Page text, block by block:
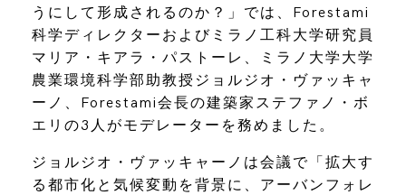
うにして形成されるのか？」では、Forestami
科学ディレクターおよびミラノ工科大学研究員
マリア・キアラ・パストーレ、ミラノ大学大学
農業環境科学部助教授ジョルジオ・ヴァッキャ
ーノ、Forestami会長の建築家ステファノ・ボ
エリの3人がモデレーターを務めました。
ジョルジオ・ヴァッキャーノは会議で「拡大す
る都市化と気候変動を背景に、アーバンフォレ